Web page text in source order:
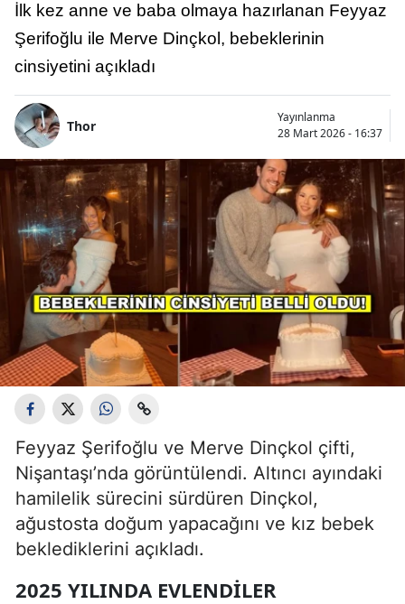
İlk kez anne ve baba olmaya hazırlanan Feyyaz
Şerifoğlu ile Merve Dinçkol, bebeklerinin
cinsiyetini açıkladı
Thor
Yayınlanma
28 Mart 2026 - 16:37
Feyyaz Şerifoğlu ve Merve Dinçkol çifti,
Nişantaşı’nda görüntülendi. Altıncı ayındaki
hamilelik sürecini sürdüren Dinçkol,
ağustosta doğum yapacağını ve kız bebek
beklediklerini açıkladı.
2025 YILINDA EVLENDILER